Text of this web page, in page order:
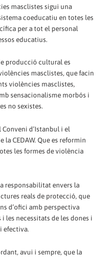
masclistes sigui una
coeducatiu en totes les
per a tot el personal
educatius.
producció cultural es
masclistes, que facin
violències masclistes,
sensacionalisme morbós i
no sexistes.
d’Istanbul i el
CEDAW. Que es reformin
les formes de violència
responsabilitat envers la
reals de protecció, que
d’ofici amb perspectiva
les necessitats de les dones i
efectiva.
avui i sempre, que la